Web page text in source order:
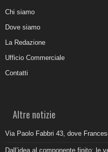
Chi siamo
Dove siamo
La Redazione
Ufficio Commerciale
Contatti
Altre notizie
Via Paolo Fabbri 43, dove
Dall’idea al componente finito: le